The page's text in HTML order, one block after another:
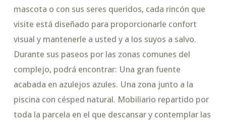
mascota o con sus seres queridos, cada rincón que
visite está diseñado para proporcionarle confort
visual y mantenerle a usted y a los suyos a salvo.
Durante sus paseos por las zonas comunes del
complejo, podrá encontrar: Una gran fuente
acabada en azulejos azules. Una zona junto a la
piscina con césped natural. Mobiliario repartido por
toda la parcela en el que descansar y contemplar las